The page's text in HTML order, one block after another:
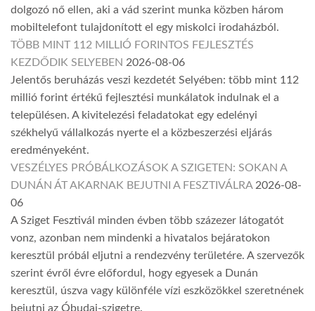
dolgozó nő ellen, aki a vád szerint munka közben három
mobiltelefont tulajdonított el egy miskolci irodaházból.
TÖBB MINT 112 MILLIÓ FORINTOS FEJLESZTÉS
KEZDŐDIK SELYEBEN 2026-08-06
Jelentős beruházás veszi kezdetét Selyében: több mint 112
millió forint értékű fejlesztési munkálatok indulnak el a
településen. A kivitelezési feladatokat egy edelényi
székhelyű vállalkozás nyerte el a közbeszerzési eljárás
eredményeként.
VESZÉLYES PRÓBÁLKOZÁSOK A SZIGETEN: SOKAN A
DUNÁN ÁT AKARNAK BEJUTNI A FESZTIVÁLRA 2026-08-
06
A Sziget Fesztivál minden évben több százezer látogatót
vonz, azonban nem mindenki a hivatalos bejáratokon
keresztül próbál eljutni a rendezvény területére. A szervezők
szerint évről évre előfordul, hogy egyesek a Dunán
keresztül, úszva vagy különféle vízi eszközökkel szeretnének
bejutni az Óbudai-szigetre.